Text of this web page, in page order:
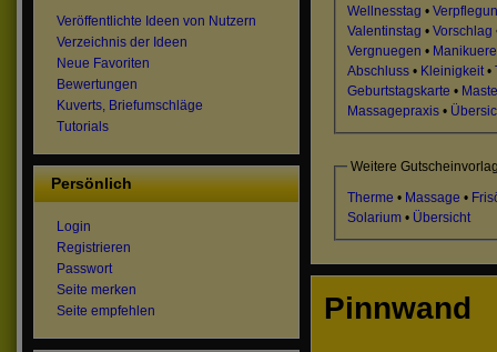
Wellnesstag •
Valentinstag • Vorschlag
Vergnuegen • Manikuere
Abschluss • Kleinigkeit•
Geburtstagskarte •
Massagepraxis •
Weitere
Therme • Massage •
Solarium • Übersicht
Pinnwand
Veröffentlichte Ideen von Nutzern
Verzeichnis der Ideen
Neue Favoriten
Bewertungen
Kuverts, Briefumschläge
Tutorials
Persönlich
Login
Registrieren
Passwort
Seite merken
Seite empfehlen